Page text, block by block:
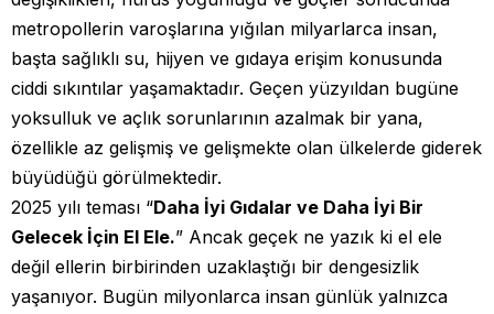
metropollerin varoşlarına yığılan milyarlarca insan,
başta sağlıklı su, hijyen ve gıdaya erişim konusunda
ciddi sıkıntılar yaşamaktadır. Geçen yüzyıldan bugüne
yoksulluk ve açlık sorunlarının azalmak bir yana,
özellikle az gelişmiş ve gelişmekte olan ülkelerde giderek
büyüdüğü görülmektedir.
2025 yılı teması “Daha İyi Gıdalar ve Daha İyi Bir
Gelecek İçin El Ele.” Ancak geçek ne yazık ki el ele
değil ellerin birbirinden uzaklaştığı bir dengesizlik
yaşanıyor. Bugün milyonlarca insan günlük yalnızca